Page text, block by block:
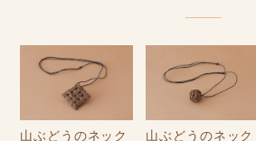
山ぶどうのネック
山ぶどうのネック